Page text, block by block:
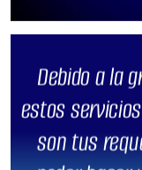
Debido a la
estos
son tus